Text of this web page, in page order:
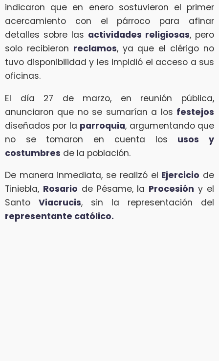
indicaron que en enero sostuvieron el primer
acercamiento con el párroco para afinar
detalles sobre las actividades religiosas, pero
solo recibieron reclamos, ya que el clérigo no
tuvo disponibilidad y les impidió el acceso a sus
oficinas.
El día 27 de marzo, en reunión pública,
anunciaron que no se sumarían a los festejos
diseñados por la parroquia, argumentando que
no se tomaron en cuenta los usos y
costumbres de la población.
De manera inmediata, se realizó el Ejercicio de
Tiniebla, Rosario de Pésame, la Procesión y el
Santo Viacrucis, sin la representación del
representante católico.